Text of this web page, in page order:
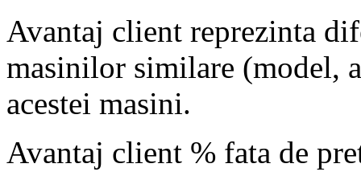
Avantaj client reprezinta
masinilor similare (model,
acestei masini.
Avantaj client % fata de